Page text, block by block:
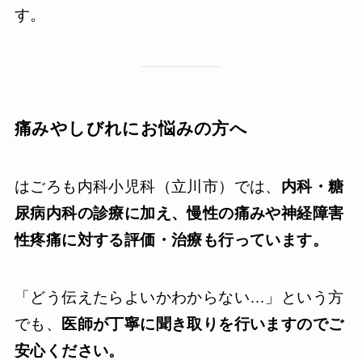
す。
痛みやしびれにお悩みの方へ
はごろも内科小児科（立川市）では、 内科・糖
尿病内科の診療に加え、慢性の痛みや神経障害
性疼痛に対する評価・治療も行っています。
「どう伝えたらよいかわからない…」という方
でも、
医師が丁寧に聞き取りを行いますのでご
安心ください。